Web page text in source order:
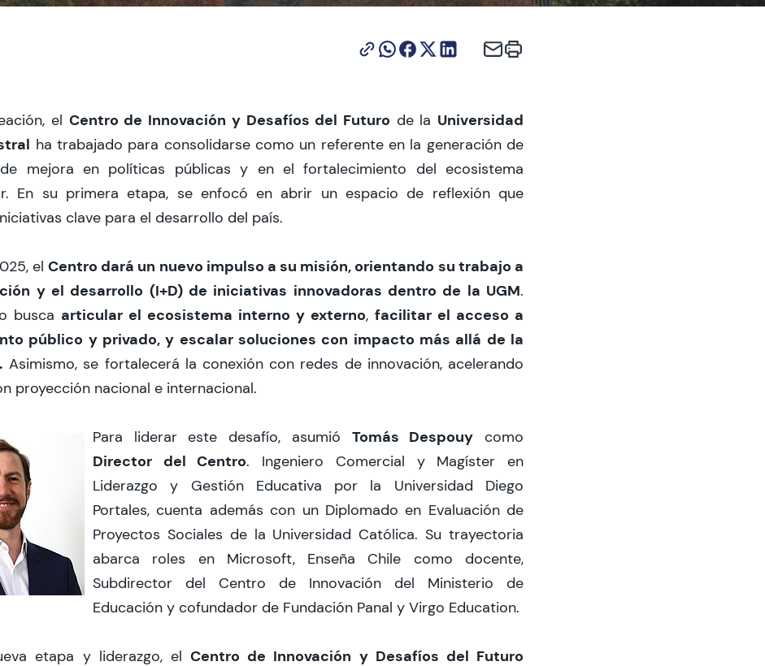
el Centro de Innovación y Desafíos del Futuro de la Universidad
ha trabajado para consolidarse como un referente en la generación de
mejora en políticas públicas y en el fortalecimiento del ecosistema
En su primera etapa, se enfocó en abrir un espacio de reflexión que
clave para el desarrollo del país.
el Centro dará un nuevo impulso a su misión, orientando su trabajo a
y el desarrollo (I+D) de iniciativas innovadoras dentro de la UGM.
busca articular el ecosistema interno y externo, facilitar el acceso a
público y privado, y escalar soluciones con impacto más allá de la
Asimismo, se fortalecerá la conexión con redes de innovación, acelerando
proyección nacional e internacional.
Para liderar este desafío, asumió Tomás Despouy como
Director del Centro. Ingeniero Comercial y Magíster en
Liderazgo y Gestión Educativa por la Universidad Diego
Portales, cuenta además con un Diplomado en Evaluación de
Proyectos Sociales de la Universidad Católica. Su trayectoria
abarca roles en Microsoft, Enseña Chile como docente,
Subdirector del Centro de Innovación del Ministerio de
Educación y cofundador de Fundación Panal y Virgo Education.
etapa y liderazgo, elCentro de Innovación y Desafíos del Futuro